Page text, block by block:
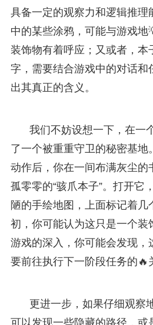
具备一定的观察力和逻辑推理
中的某些涂鸦，可能与游戏地
装饰物有着呼应；又或者，本
字，需要结合游戏中的对话和
出其真正的含义。
我们不妨设想一下，在一
了一个被重重守卫的秘密基地
动作后，你在一间布满灰尘的
孤零零的“骇爪本子”。打开它
陋的手绘地图，上面标记着几
初，你可能认为这只是一个装
游戏的深入，你可能会发现，
要前往执行下一阶段任务的🔥
更进一步，如果仔细观察
可以发现一些隐藏的路径，或